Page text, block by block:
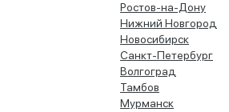
Ростов-на-Дону
Нижний Новгород
Новосибирск
Санкт-Петербург
Волгоград
Тамбов
Мурманск